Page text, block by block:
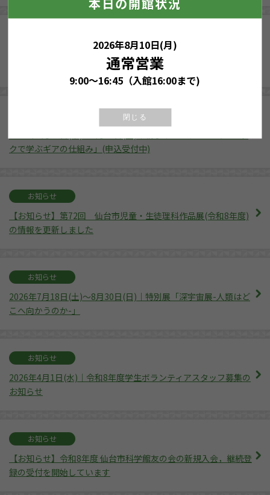
2026年8月10日(月)
通常営業
9:00～16:45（入館16:00まで)
閉じる
2026年7月30日(木)・8月21日(金)｜仙台市科学館×ドコモ未来
プロジェクト(申込受付終了)
クで学ぶギアの仕組み」(申込受付中)
お知らせ
【お知らせ】第72回 仙台市児童・生徒理科作品展(令和8年度)
の情報を更新しました
お知らせ
2026年7月18日(土)～8月30日(日)｜特別展「深宇宙展-人類はど
こへ向かうのか-」
お知らせ
2026年4月1日(水)｜令和8年度学生ボランティアスタッフ募集の
お知らせ
お知らせ
【お知らせ】令和8年度 仙台市科学館友の会の新規入会，継続登
録の受付を開始しています